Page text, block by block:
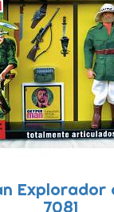
Explorador
7081